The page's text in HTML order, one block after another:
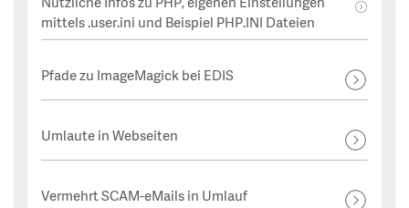
Nützliche Infos zu PHP, eigenen Einstellungen
mittels .user.ini und Beispiel PHP.INI Dateien
Pfade zu ImageMagick bei EDIS
Umlaute in Webseiten
Vermehrt SCAM-eMails in Umlauf